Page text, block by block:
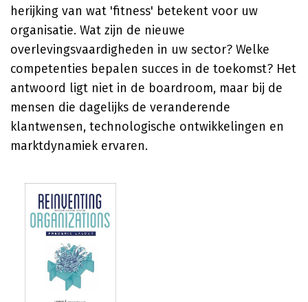
herijking van wat 'fitness' betekent voor uw
organisatie. Wat zijn de nieuwe
overlevingsvaardigheden in uw sector? Welke
competenties bepalen succes in de toekomst? Het
antwoord ligt niet in de boardroom, maar bij de
mensen die dagelijks de veranderende
klantwensen, technologische ontwikkelingen en
marktdynamiek ervaren.